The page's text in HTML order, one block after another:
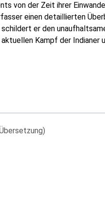
von der Zeit ihrer
einen detaillierten
er den
Kampf der Indianer